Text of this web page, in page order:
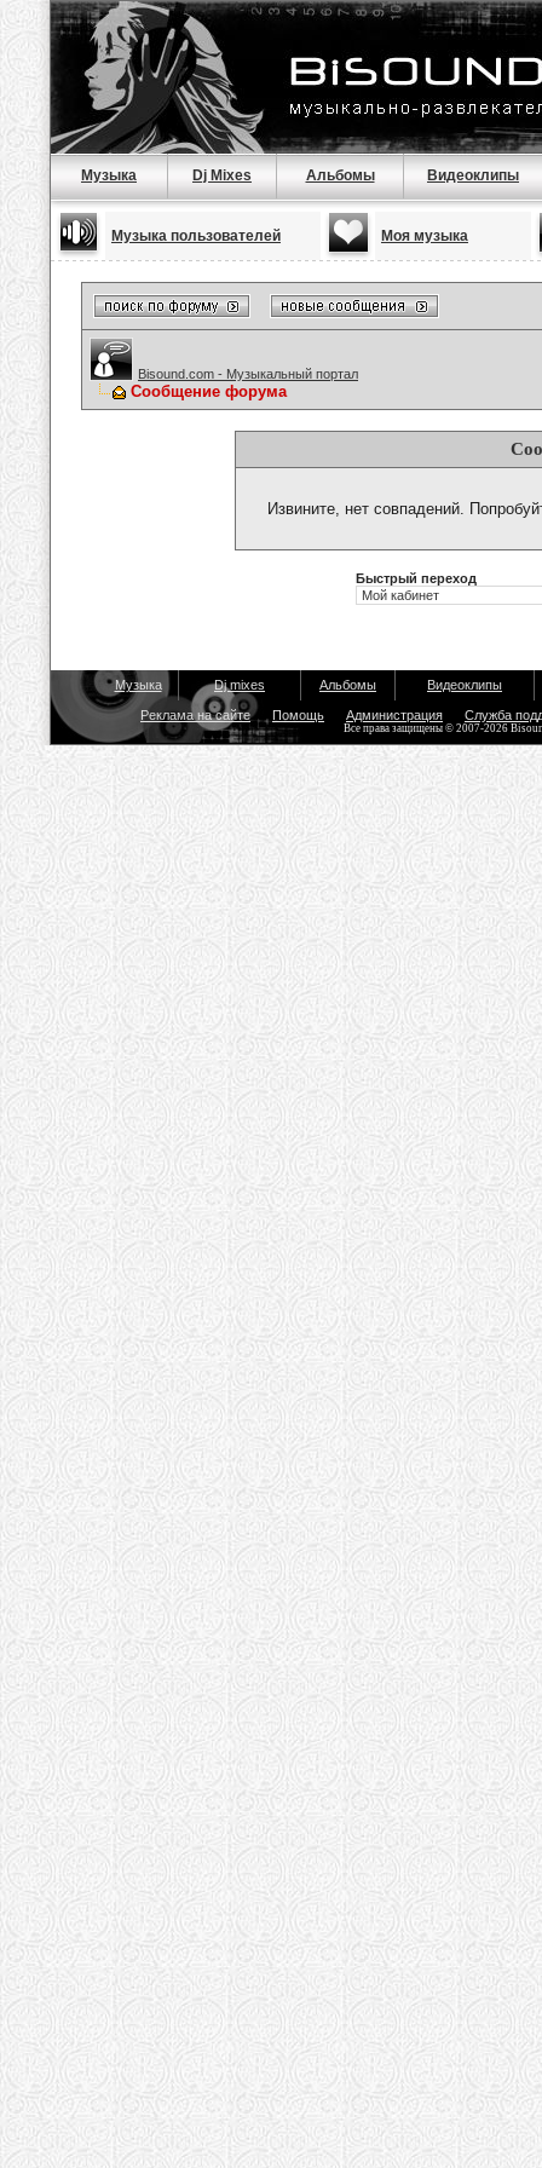
Музыка Dj Mixes Альбомы Видеоклипы
Музыка пользователей Моя музыка
Bisound.com - Музыкальный портал
Сообщение форума
Извините, нет совпадений.
Быстрый переход
Музыка Dj mixes Альбомы Видеоклипы
Реклама на сайте Помощь Администрация Служба
Все права защищены © 2007-2026